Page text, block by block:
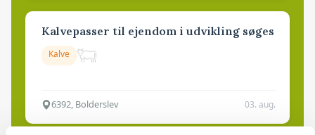
Kalvepasser til ejendom i udvikling søges
Kalve
6392, Bolderslev 03. aug.